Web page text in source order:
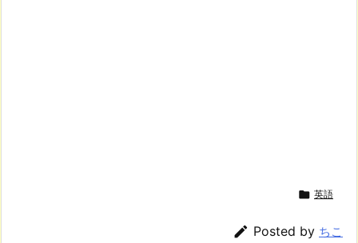
 英語
 Posted by ちこ